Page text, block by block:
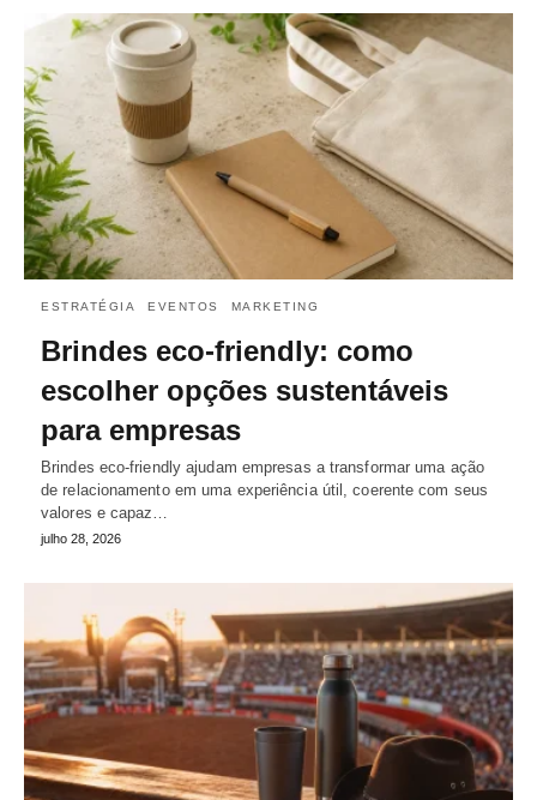
ESTRATÉGIA EVENTOS MARKETING
Brindes eco-friendly: como
escolher opções sustentáveis
para empresas
Brindes eco-friendly ajudam empresas a transformar uma ação
de relacionamento em uma experiência útil, coerente com seus
valores e capaz…
julho 28, 2026